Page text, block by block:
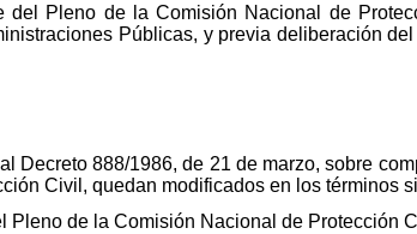
del Pleno de la Comisión Nacional de
Públicas, y previa deliberación
Decreto 888/1986, de 21 de marzo, sobre
Civil, quedan modificados en los términos
Pleno de la Comisión Nacional de Protección